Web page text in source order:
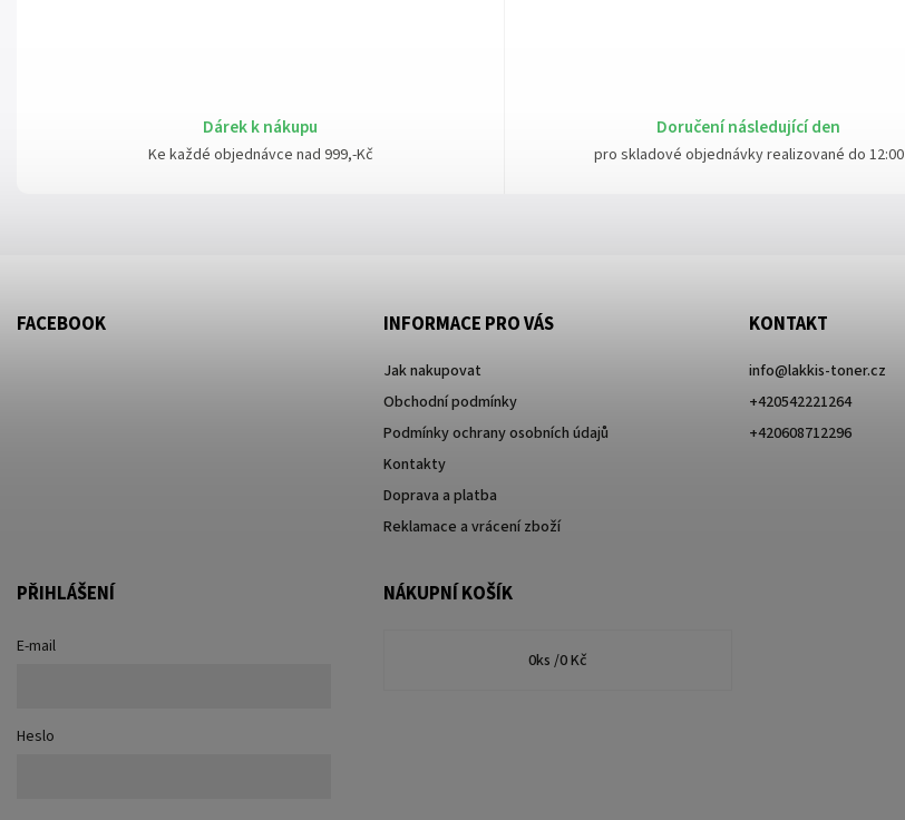
Dárek k nákupu
Ke každé objednávce nad 999,-Kč
Doručení následující den
pro skladové objednávky realizované do 12:00
FACEBOOK INFORMACE PRO VÁS
Jak nakupovat
Obchodní podmínky
Podmínky ochrany osobních údajů
Kontakty
Doprava a platba
Reklamace a vrácení zboží
KONTAKT
info@lakkis-toner.cz
+420542221264
+420608712296
PŘIHLÁŠENÍ
E-mail
Heslo
NÁKUPNÍ KOŠÍK
0ks /0 Kč